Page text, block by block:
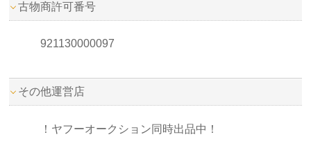
古物商許可番号
921130000097
その他運営店
！ヤフーオークション同時出品中！